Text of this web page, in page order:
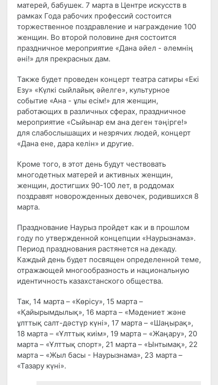
матерей, бабушек. 7 марта в Центре искусств в
рамках Года рабочих профессий состоится
торжественное поздравление и награждение 100
женщин. Во второй половине дня состоится
праздничное мероприятие «Дана әйел - әлемнің
әні!» для прекрасных дам.
Также будет проведен концерт театра сатиры «Екі
Езу» «Күлкі сыйлайық әйелге», культурное
событие «Ана - ұлы есім!» для женщин,
работающих в различных сферах, праздничное
мероприятие «Сыйынар ем ана деген тәңірге!»
для слабослышащих и незрячих людей, концерт
«Дана ене, дара келін» и другие.
Кроме того, в этот день будут чествовать
многодетных матерей и активных женщин,
женщин, достигших 90-100 лет, в роддомах
поздравят новорожденных девочек, родившихся 8
марта.
Празднование Наурыз пройдет как и в прошлом
году по утвержденной концепции «Наурызнама».
Период празднования растянется на декаду.
Каждый день будет посвящен определенной теме,
отражающей многообразность и национальную
идентичность казахстанского общества.
Так, 14 марта – «Көрісу», 15 марта –
«Қайырымдылық», 16 марта – «Мәдениет және
ұлттық салт-дәстүр күні», 17 марта – «Шаңырақ»,
18 марта – «Ұлттық киім», 19 марта – «Жаңару», 20
марта – «Ұлттық спорт», 21 марта – «Ынтымақ», 22
марта – «Жыл басы - Наурызнама», 23 марта –
«Тазару күні».